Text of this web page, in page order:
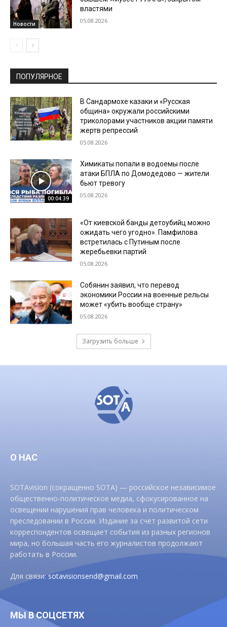
Новости
властями
05.08.2026
ПОПУЛЯРНОЕ
В Сандармохе казаки и «Русская
община» окружали российскими
триколорами участников акции памяти
жертв репрессий
05.08.2026
00:04:39
Химикаты попали в водоемы после
атаки БПЛА по Домодедово — жители
бьют тревогу
05.08.2026
«От киевской банды детоубийц можно
ожидать чего угодно». Памфилова
встретилась с Путиным после
жеребьевки партий
05.08.2026
Собянин заявил, что перевод
экономики России на военные рельсы
может «убить вообще страну»
05.08.2026
Загрузить больше
О НАС
SOTAvision (сокращенно SOTA) — российское независимое
общественно-политическое медиа, сфокусированное на
освещении нарушения прав человека и политическом
преследовании в России. Издание за счет развитой сети
корреспондентов освещает события из разных регионов
мира, но большая часть его журналистов продолжают
работать в России.
Для связи:sotavisionsend@gmail.com
МЫ В СОЦСЕТЯХ